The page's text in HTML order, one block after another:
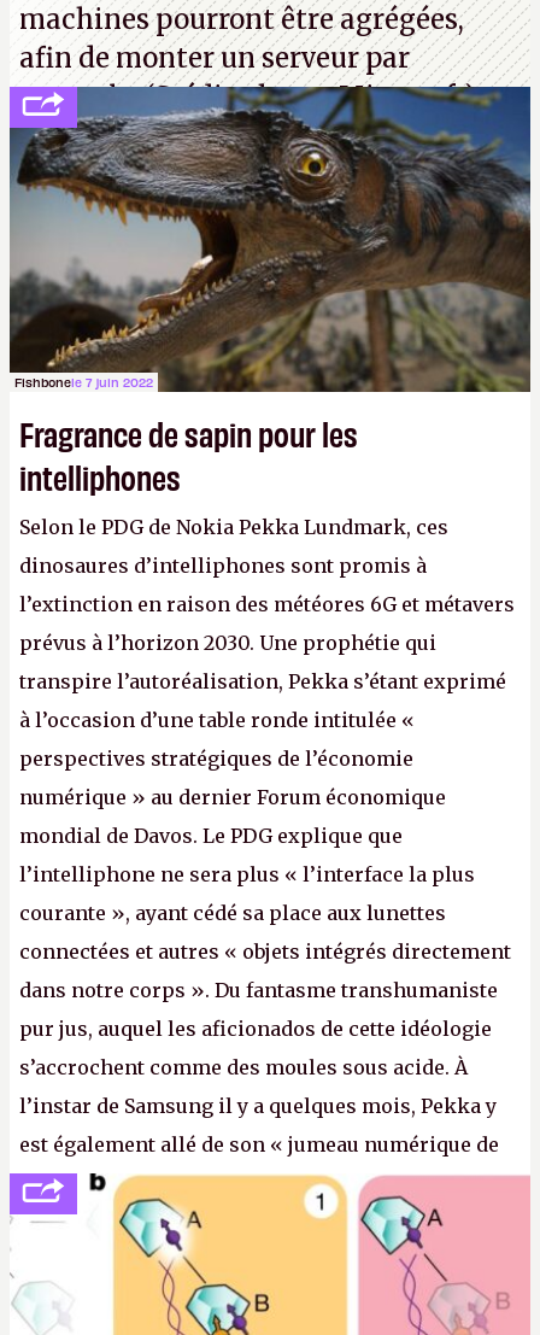
machines pourront être agrégées,
afin de monter un serveur par
exemple. (Crédit photo : Microsoft)
Fishbonele 7 juin 2022
Fragrance de sapin pour les
intelliphones
Selon le PDG de Nokia Pekka Lundmark, ces
dinosaures d’intelliphones sont promis à
l’extinction en raison des météores 6G et métavers
prévus à l’horizon 2030. Une prophétie qui
transpire l’autoréalisation, Pekka s’étant exprimé
à l’occasion d’une table ronde intitulée «
perspectives stratégiques de l’économie
numérique » au dernier Forum économique
mondial de Davos. Le PDG explique que
l’intelliphone ne sera plus « l’interface la plus
courante », ayant cédé sa place aux lunettes
connectées et autres « objets intégrés directement
dans notre corps ». Du fantasme transhumaniste
pur jus, auquel les aficionados de cette idéologie
s’accrochent comme des moules sous acide. À
l’instar de Samsung il y a quelques mois, Pekka y
est également allé de son « jumeau numérique de
tout » et de l’importance des metasangsues, qu’il
considère comme «
la prochaine grande plateforme
informatique après le World Wide Web et le mobile
(Crédit photo : Pexels / Pixabay)